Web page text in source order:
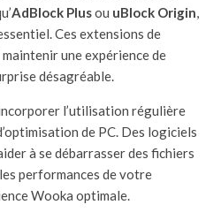
AdBlock Plusou uBlock Origin,
Ces extensions de
une expérience de
désagréable.
l’utilisation régulière
de PC. Des logiciels
à se débarrasser des fichiers
performances de votre
Wooka optimale.